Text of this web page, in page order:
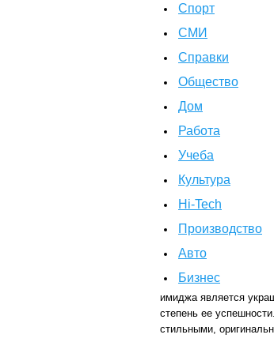
Спорт
СМИ
Справки
Общество
Дом
Работа
Учеба
Культура
Hi-Tech
Производство
Авто
Бизнес
имиджа является
степень ее
стильными,